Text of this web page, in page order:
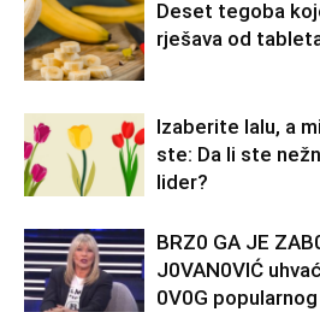
Deset tegoba
rješava od
Izaberite lalu, a
ste: Da li ste
lider?
BRZ0 GA JE
J0VAN0VIĆ
0V0G